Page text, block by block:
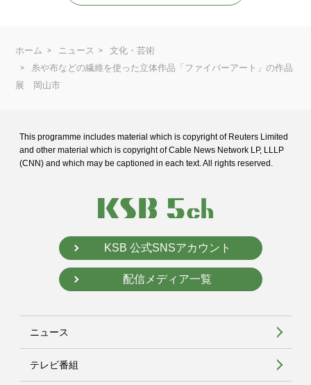
ホーム ニュース
文化・芸術
糸や布などの繊維を使った立体作品「ファイバーアート」の作品
展 岡山市
This programme includes material which is copyright of Reuters Limited
and other material which is copyright of Cable News Network LP, LLLP
(CNN) and which may be captioned in each text. All rights reserved.
KSB 公式SNSアカウント
配信メディア一覧
ニュース
テレビ番組